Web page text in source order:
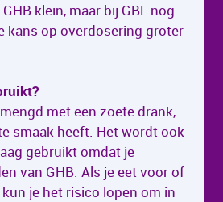
klein, maar bij GBL nog
kans op overdosering groter
met een zoete drank,
smaak heeft. Het wordt ook
gebruikt omdat je
van GHB. Als je eet voor of
je het risico lopen om in